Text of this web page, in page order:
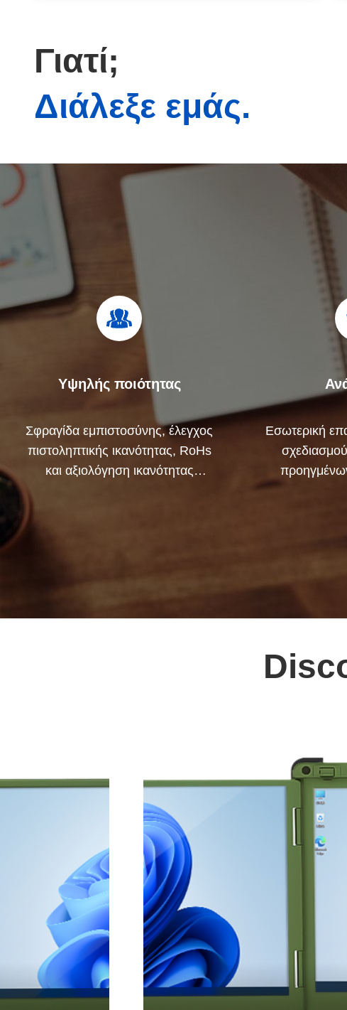
Γιατί;
Διάλεξε εμάς.
Υψηλής ποιότητας
Σφραγίδα εμπιστοσύνης, έλεγχος
πιστοληπτικής ικανότητας, RoHs
και αξιολόγηση ικανότητας
Εσωτερική
Μπορούμε